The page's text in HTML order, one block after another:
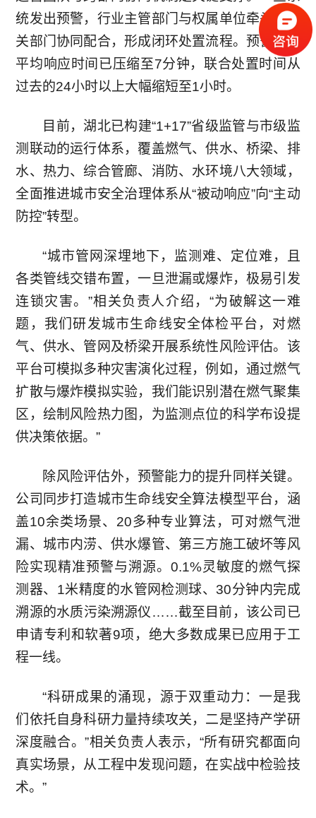
统发出预警，行业主管部门与权属单位牵头，相
关部门协同配合，形成闭环处置流程。预警事件
平均响应时间已压缩至7分钟，联合处置时间从
过去的24小时以上大幅缩短至1小时。
目前，湖北已构建“1+17”省级监管与市级监
测联动的运行体系，覆盖燃气、供水、桥梁、排
水、热力、综合管廊、消防、水环境八大领域，
全面推进城市安全治理体系从“被动响应”向“主动
防控”转型。
“城市管网深埋地下，监测难、定位难，且
各类管线交错布置，一旦泄漏或爆炸，极易引发
连锁灾害。”相关负责人介绍，“为破解这一难
题，我们研发城市生命线安全体检平台，对燃
气、供水、管网及桥梁开展系统性风险评估。该
平台可模拟多种灾害演化过程，例如，通过燃气
扩散与爆炸模拟实验，我们能识别潜在燃气聚集
区，绘制风险热力图，为监测点位的科学布设提
供决策依据。”
除风险评估外，预警能力的提升同样关键。
公司同步打造城市生命线安全算法模型平台，涵
盖10余类场景、20多种专业算法，可对燃气泄
漏、城市内涝、供水爆管、第三方施工破坏等风
险实现精准预警与溯源。0.1%灵敏度的燃气探
测器、1米精度的水管网检测球、30分钟内完成
溯源的水质污染溯源仪……截至目前，该公司已
申请专利和软著9项，绝大多数成果已应用于工
程一线。
“科研成果的涌现，源于双重动力：一是我
们依托自身科研力量持续攻关，二是坚持产学研
深度融合。”相关负责人表示，“所有研究都面向
真实场景，从工程中发现问题，在实战中检验技
术。”